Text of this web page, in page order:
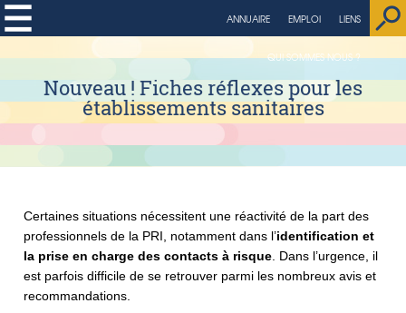
LIENS
EMPLOI
ANNUAIRE
QUI SOMMES NOUS ?
Nouveau ! Fiches réflexes pour les
établissements sanitaires
Certaines situations nécessitent une réactivité de la part des
professionnels de la PRI, notamment dans l’identification et
la prise en charge des contacts à risque . Dans l’urgence, il
est parfois difficile de se retrouver parmi les nombreux avis et
recommandations.